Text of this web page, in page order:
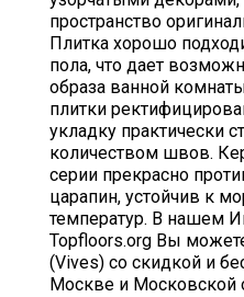
пространство
Плитка хорошо
пола, что дает
образа ванной
плитки
укладку практически
количеством швов.
серии прекрасно
царапин, устойчив к
температур. В нашем
Topfloors.org Вы
(Vives) со скидкой и
Москве и Московской